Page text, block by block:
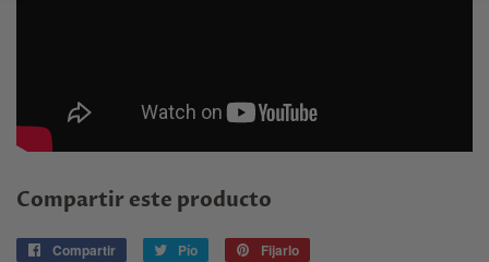
Compartir este producto
Compartir
CompartirPío
Tuitear
Fijarlo